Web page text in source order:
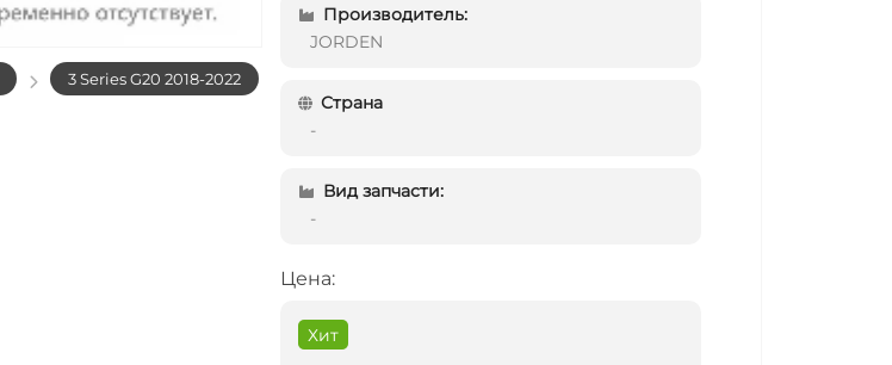
3 Series G20 2018-2022
Производитель:
JORDEN
Страна
-
Вид запчасти:
-
Цена:
Хит